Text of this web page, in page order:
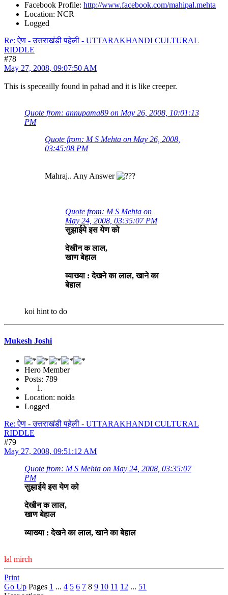
Facebook Profile: http://www.facebook.com/mahipal.mehta
Location: NCR
Logged
Re: ऐण - उत्तराखंडी पहेली - UTTARAKHANDI CULTURAL
RIDDLE
#78
May 27, 2008, 09:07:50 AM
This is speceailly found in pahad and it is like creeper.
Quote from: annupama89 on May 26, 2008, 10:01:13
PM
Quote from: M S Mehta on May 26, 2008,
03:45:08 PM
Mahraj.. Any Answer
Quote from: M S Mehta on
May 24, 2008, 03:35:07 PM
सुझाईये इस येण को
देखीन क लाल,
खाण बेहाल
व्याख्या : देखने का लाल, खाने का
बेहाल
koi hint to do
Mukesh Joshi
Hero Member
Posts: 789
Location: noida
Logged
Re: ऐण - उत्तराखंडी पहेली - UTTARAKHANDI CULTURAL
RIDDLE
#79
May 27, 2008, 09:51:12 AM
Quote from: M S Mehta on May 24, 2008, 03:35:07
PM
सुझाईये इस येण को
देखीन क लाल,
खाण बेहाल
व्याख्या : देखने का लाल, खाने का बेहाल
lal mirch
Print
Go Up Pages 1 ... 4 5 6 7 8 9 10 11 12 ... 51